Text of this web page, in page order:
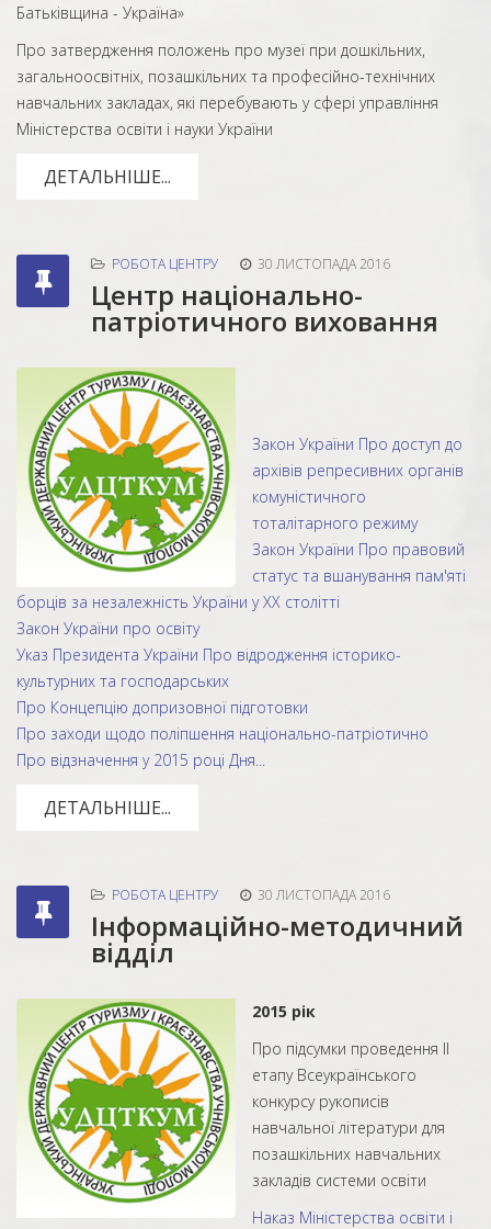
Батьківщина - Україна»
Про затвердження положень про музеї при дошкільних,
загальноосвітніх, позашкільних та професійно-технічних
навчальних закладах, які перебувають у сфері управління
Міністерства освіти і науки України
ДЕТАЛЬНІШЕ...
РОБОТА ЦЕНТРУ 30 ЛИСТОПАДА 2016
Центр національно-
патріотичного виховання
Закон України Про доступ до
архівів репресивних органів
комуністичного
тоталітарного режиму
Закон України Про правовий
статус та вшанування пам'яті
борців за незалежність України у ХХ столітті
Закон України про освіту
Указ Президента України Про відродження історико-
культурних та господарських
Про Концепцію допризовної підготовки
Про заходи щодо поліпшення національно-патріотично
Про відзначення у 2015 році Дня...
ДЕТАЛЬНІШЕ...
РОБОТА ЦЕНТРУ 30 ЛИСТОПАДА 2016
Інформаційно-методичний
відділ
2015 рік
Про підсумки проведення ІІ
етапу Всеукраїнського
конкурсу рукописів
навчальної літератури для
позашкільних навчальних
закладів системи освіти
Наказ Міністерства освіти і